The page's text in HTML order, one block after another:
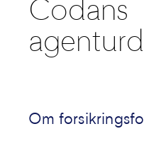
Codans
Om